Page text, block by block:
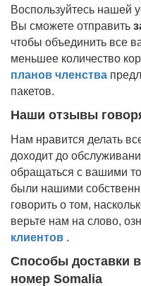
Воспользуйтесь нашей
Вы сможете отправить
чтобы объединить все
меньшее количество
планов членства
пакетов.
Наши отзывы
Нам нравится делать
доходит до
обращаться с вашими
были нашими
говорить о том,
верьте нам на слово,
клиентов .
Способы доставки
номер Somalia